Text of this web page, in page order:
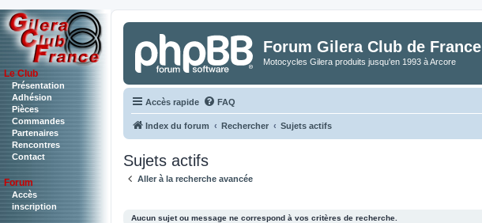
Le Club
Présentation
Adhésion
Pièces
Commandes
Partenaires
Rencontres
Contact
Forum
Accès
inscription
Forum Gilera Club de France
Motocycles Gilera produits jusqu'en 1993 à Arcore
Accès rapide FAQ
Index du forum Rechercher Sujets actifs
Sujets actifs
Aller à la recherche avancée
Aucun sujet ou message ne correspond à vos critères de recherche.